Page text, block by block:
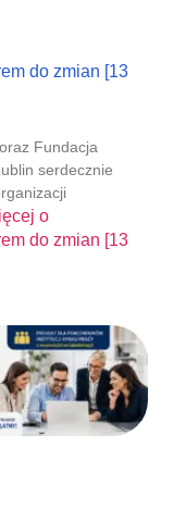
do zmian [13
Fundacja
serdecznie
o
do zmian [13